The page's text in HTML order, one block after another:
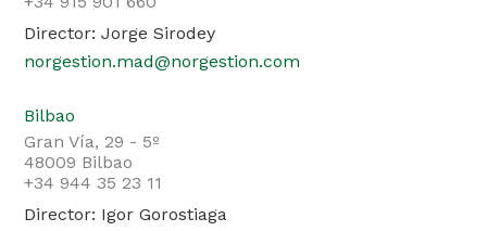
Director: Jorge Sirodey
norgestion.mad@norgestion.com
Bilbao
Gran Vía, 29 - 5º
48009 Bilbao
+34 944 35 23 11
Director: Igor Gorostiaga